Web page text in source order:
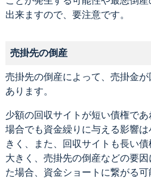
出来ますので、要注意です。
売掛先の倒産
売掛先の倒産によって、売掛金
あります。
少額の回収サイトが短い債権で
場合でも資金繰りに与える影響
きく、また、回収サイトも長い
大きく、売掛先の倒産などの要
た場合、資金ショートに繋がる可